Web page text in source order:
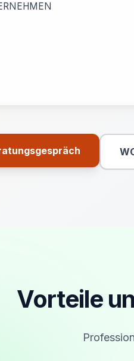
Primäre Aktion
Vorteile